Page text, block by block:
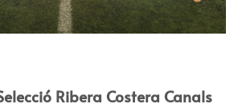
Selecció Ribera Costera Canals